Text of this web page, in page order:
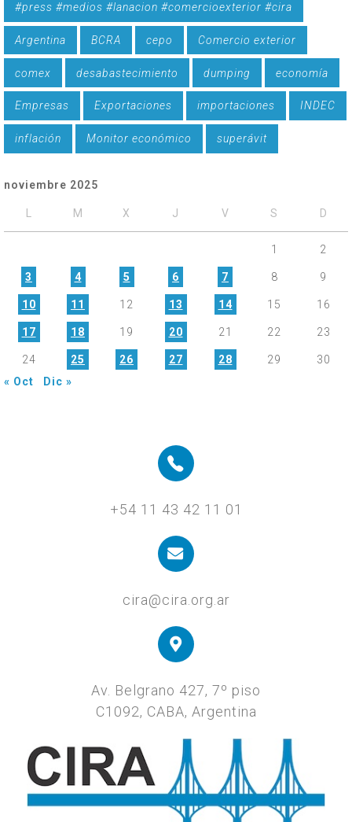
#press #medios #lanacion #comercioexterior #cira
Argentina BCRA cepo Comercio exterior
comex desabastecimiento dumping economía
Empresas Exportaciones importaciones INDEC
inflación Monitor económico superávit
noviembre 2025
M X J V S D
1 2
3 4 5 6 7 8 9
10 11 12 13 14 15 16
17 18 19 20 21 22 23
24 25 26 27 28 29
30
« Oct
Dic »
+54 11 43 42 11 01
cira@cira.org.ar
Av. Belgrano 427, 7º piso
C1092, CABA, Argentina